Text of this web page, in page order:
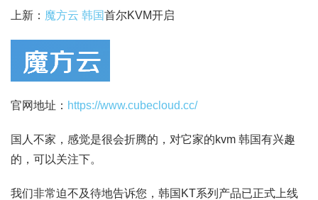
上新： 魔方云 韩国首尔KVM开启
官网地址： https://www.cubecloud.cc/
国人不家，感觉是很会折腾的，对它家的kvm 韩国有兴趣
的，可以关注下。
我们非常迫不及待地告诉您，韩国KT系列产品已正式上线